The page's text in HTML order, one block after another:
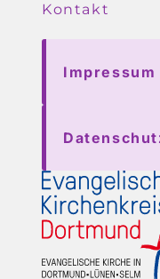
Kontakt
Impressum